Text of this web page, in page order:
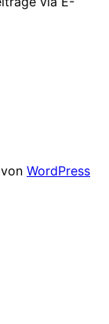
WordPress